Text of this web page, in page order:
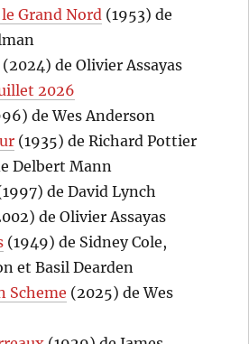
Grand Nord (1953) de
(2024) de Olivier Assayas
2026
de Wes Anderson
(1935) de Richard Pottier
Delbert Mann
de David Lynch
de Olivier Assayas
(1949) de Sidney Cole,
et Basil Dearden
Scheme (2025) de Wes